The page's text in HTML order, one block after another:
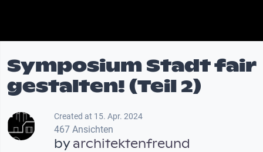
Symposium Stadt fair
gestalten! (Teil 2)
Created at 15. Apr. 2024
467 Ansichten
byarchitektenfreund